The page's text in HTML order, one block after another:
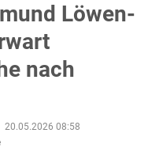
Löwen-
nach
20.05.2026 08:58